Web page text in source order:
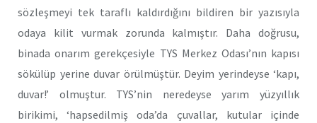
sözleşmeyi tek taraflı kaldırdığını bildiren bir yazısıyla
odaya kilit vurmak zorunda kalmıştır. Daha doğrusu,
binada onarım gerekçesiyle TYS Merkez Odası’nın kapısı
sökülüp yerine duvar örülmüştür. Deyim yerindeyse ‘kapı,
duvar!’ olmuştur. TYS’nin neredeyse yarım yüzyıllık
birikimi, ‘hapsedilmiş oda’da çuvallar, kutular içinde